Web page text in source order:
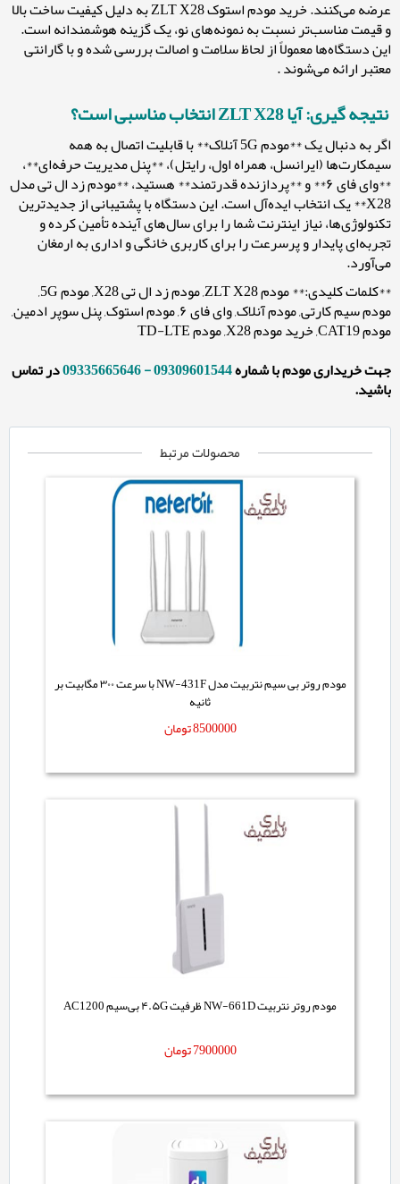
عرضه می‌کنند. خرید مودم استوک ZLT X28 به دلیل کیفیت ساخت بالا
و قیمت مناسب‌تر نسبت به نمونه‌های نو، یک گزینه هوشمندانه است.
این دستگاه‌ها معمولاً از لحاظ سلامت و اصالت بررسی شده و با گارانتی
معتبر ارائه می‌شوند .
نتیجه گیری: آیا ZLT X28 انتخاب مناسبی است؟
اگر به دنبال یک **مودم 5G آنلاک** با قابلیت اتصال به همه
سیمکارت‌ها (ایرانسل، همراه اول، رایتل)، **پنل مدیریت حرفه‌ای**،
**وای فای ۶** و **پردازنده قدرتمند** هستید، **مودم زد ال تی مدل
X28** یک انتخاب ایده‌آل است. این دستگاه با پشتیبانی از جدیدترین
تکنولوژی‌ها، نیاز اینترنت شما را برای سال‌های آینده تأمین کرده و
تجربه‌ای پایدار و پرسرعت را برای کاربری خانگی و اداری به ارمغان
می‌آورد.
**کلمات کلیدی:** مودم ZLT X28, مودم زد ال تی X28, مودم 5G,
مودم سیم کارتی, مودم آنلاک, وای فای ۶, مودم استوک, پنل سوپر ادمین,
مودم CAT19, خرید مودم X28, مودم TD-LTE
جهت خریداری مودم با شماره09309601544 - 09335665646 در تماس
باشید.
محصولات مرتبط
مودم روتر بی سیم نتربیت مدل NW-431F با سرعت ۳۰۰ مگابیت بر
ثانیه
8500000تومان
مودم روتر نتربیت NW-661D ظرفیت ۴.۵G بی‌سیم AC1200
7900000تومان